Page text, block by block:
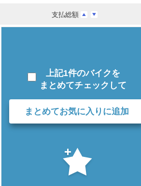
支払総額
上記1件のバイクを
まとめてチェックして
まとめてお気に入りに追加